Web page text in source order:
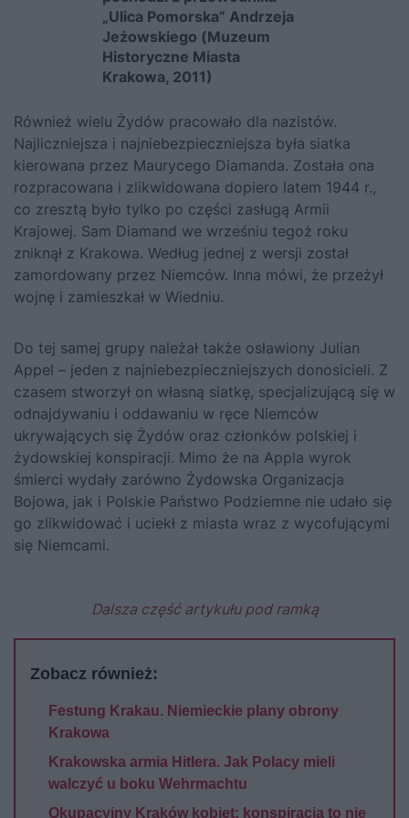
„Ulica Pomorska” Andrzeja
Jeżowskiego (Muzeum
Historyczne Miasta
Krakowa, 2011)
Również wielu Żydów pracowało dla nazistów.
Najliczniejsza i najniebezpieczniejsza była siatka
kierowana przez Maurycego Diamanda. Została ona
rozpracowana i zlikwidowana dopiero latem 1944 r.,
co zresztą było tylko po części zasługą Armii
Krajowej. Sam Diamand we wrześniu tegoż roku
zniknął z Krakowa. Według jednej z wersji został
zamordowany przez Niemców. Inna mówi, że przeżył
wojnę i zamieszkał w Wiedniu.
Do tej samej grupy należał także osławiony Julian
Appel – jeden z najniebezpieczniejszych donosicieli. Z
czasem stworzył on własną siatkę, specjalizującą się w
odnajdywaniu i oddawaniu w ręce Niemców
ukrywających się Żydów oraz członków polskiej i
żydowskiej konspiracji. Mimo że na Appla wyrok
śmierci wydały zarówno Żydowska Organizacja
Bojowa, jak i Polskie Państwo Podziemne nie udało się
go zlikwidować i uciekł z miasta wraz z wycofującymi
się Niemcami.
Dalsza część artykułu pod ramką
Zobacz również:
Festung Krakau. Niemieckie plany obrony
Krakowa
Krakowska armia Hitlera. Jak Polacy mieli
walczyć u boku Wehrmachtu
Okupacyjny Kraków kobiet: konspiracja to nie